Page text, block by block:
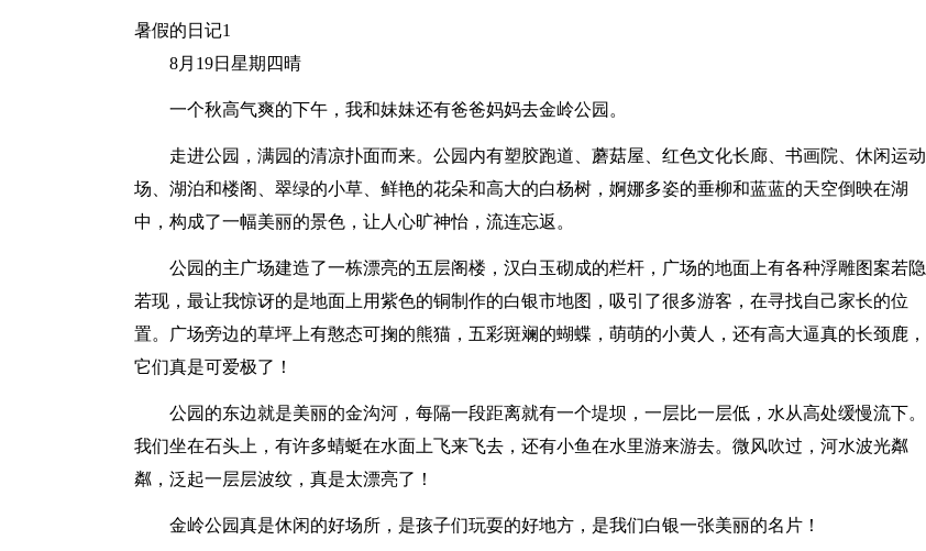
暑假的日记1
8月19日星期四晴
一个秋高气爽的下午，我和妹妹还有爸爸妈妈去金岭公园。
走进公园，满园的清凉扑面而来。公园内有塑胶跑道、蘑菇屋、红色文化长廊、书画院、休闲运动
场、湖泊和楼阁、翠绿的小草、鲜艳的花朵和高大的白杨树，婀娜多姿的垂柳和蓝蓝的天空倒映在湖
中，构成了一幅美丽的景色，让人心旷神怡，流连忘返。
公园的主广场建造了一栋漂亮的五层阁楼，汉白玉砌成的栏杆，广场的地面上有各种浮雕图案若隐
若现，最让我惊讶的是地面上用紫色的铜制作的白银市地图，吸引了很多游客，在寻找自己家长的位
置。广场旁边的草坪上有憨态可掬的熊猫，五彩斑斓的蝴蝶，萌萌的小黄人，还有高大逼真的长颈鹿，
它们真是可爱极了！
公园的东边就是美丽的金沟河，每隔一段距离就有一个堤坝，一层比一层低，水从高处缓慢流下。
我们坐在石头上，有许多蜻蜓在水面上飞来飞去，还有小鱼在水里游来游去。微风吹过，河水波光粼
粼，泛起一层层波纹，真是太漂亮了！
金岭公园真是休闲的好场所，是孩子们玩耍的好地方，是我们白银一张美丽的名片！